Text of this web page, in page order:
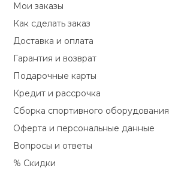
Мои заказы
Как сделать заказ
Доставка и оплата
Гарантия и возврат
Подарочные карты
Кредит и рассрочка
Сборка спортивного оборудования
Оферта и персональные данные
Вопросы и ответы
% Скидки